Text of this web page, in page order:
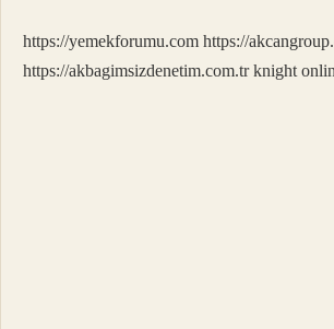
https://yemekforumu.com https://
https://akbagimsizdenetim.com.tr knight